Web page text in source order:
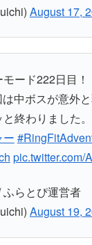
August 17,
ード222日目
中ボスが意外
終わりました。
ー
pic.twitter.com/
らとぴ運営者
August 19,